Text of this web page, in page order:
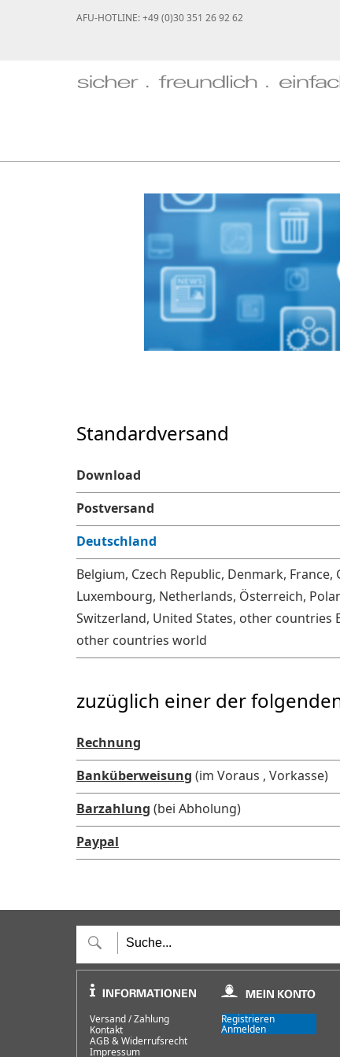
AFU-HOTLINE: +49 (0)30 351 26 92 62
Standardversand
Download
Postversand
Deutschland
Belgium, Czech Republic, Denmark,
Luxembourg, Netherlands, Österreich,
Switzerland, United States, other countries
other countries world
zuzüglich einer der
Rechnung
Banküberweisung (im Voraus , Vorkasse)
Barzahlung (bei Abholung)
Paypal
Versand / Zahlung
Kontakt
AGB & Widerrufsrecht
Impressum
Registrieren
Anmelden